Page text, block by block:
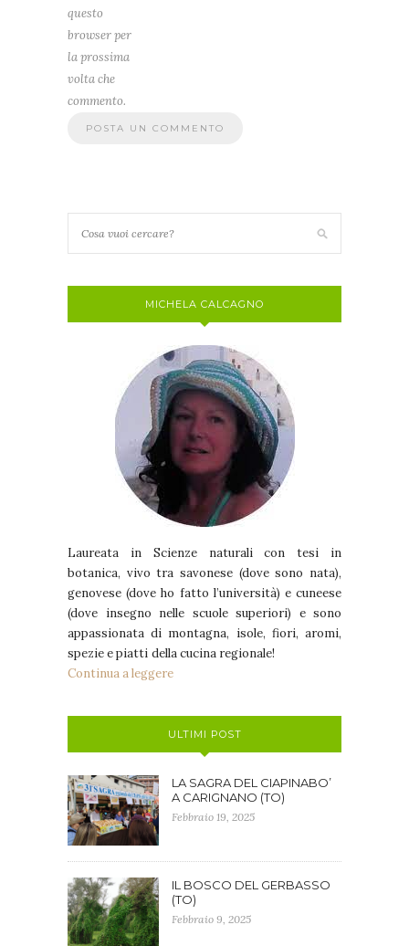
questo
browser per
la prossima
volta che
commento.
MICHELA CALCAGNO
Laureata in Scienze naturali con tesi in
botanica, vivo tra savonese (dove sono nata),
genovese (dove ho fatto l’università) e cuneese
(dove insegno nelle scuole superiori) e sono
appassionata di montagna, isole, fiori, aromi,
spezie e piatti della cucina regionale!
Continua a leggere
ULTIMI POST
LA SAGRA DEL CIAPINABO’
A CARIGNANO (TO)
Febbraio 19, 2025
IL BOSCO DEL GERBASSO
(TO)
Febbraio 9, 2025